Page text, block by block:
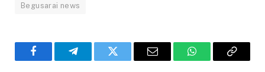
Begusarai news
FacebookTelegramTwitter Email WhatsAppCopy